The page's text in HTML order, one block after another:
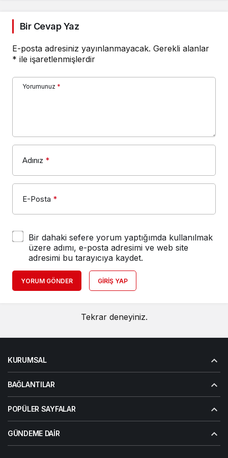
Bir Cevap Yaz
E-posta adresiniz yayınlanmayacak. Gerekli alanlar
* ile işaretlenmişlerdir
Yorumunuz *
Adınız *
E-Posta *
Bir dahaki sefere yorum yaptığımda kullanılmak
üzere adımı, e-posta adresimi ve web site
adresimi bu tarayıcıya kaydet.
YORUM GÖNDER GIRIŞ YAP
Tekrar deneyiniz.
KURUMSAL
BAĞLANTILAR
POPÜLER SAYFALAR
GÜNDEME DAIR